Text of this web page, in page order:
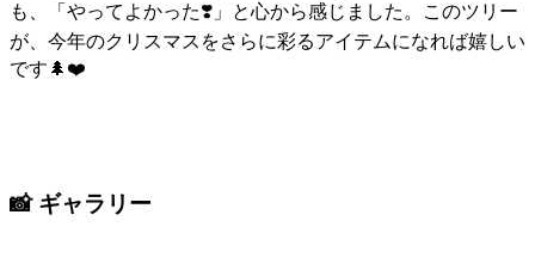
も、「やってよかった❣️」と心から感じました。このツリー
が、今年のクリスマスをさらに彩るアイテムになれば嬉しい
です🌲❤️
📸 ギャラリー